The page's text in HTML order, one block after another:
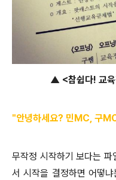
▲ <참쉽다! 교육
"안녕하세요? 민MC, 구
무작정 시작하기 보다는
서 시작을 결정하면 어떻